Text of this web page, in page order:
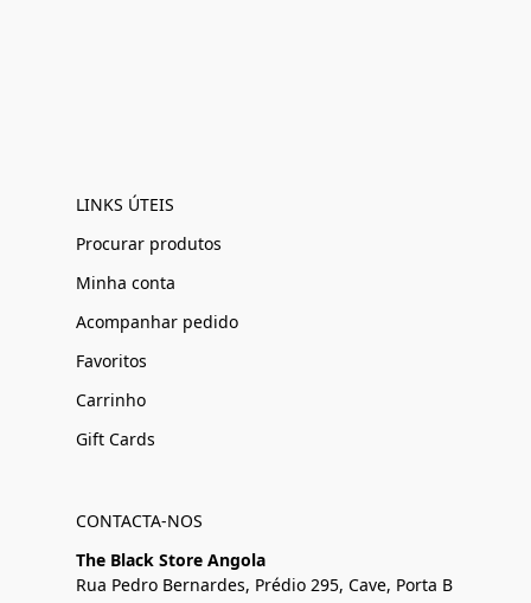
LINKS ÚTEIS
Procurar produtos
Minha conta
Acompanhar pedido
Favoritos
Carrinho
Gift Cards
CONTACTA-NOS
The Black Store Angola
Rua Pedro Bernardes, Prédio 295, Cave, Porta B